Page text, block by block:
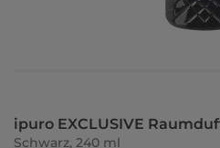
ipuro EXCLUSIVE
Schwarz, 240 ml